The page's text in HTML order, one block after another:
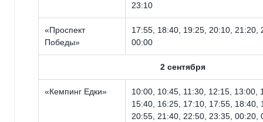
23:10
«Проспект
Победы»
17:55, 18:40, 19:25, 20:10, 21:20,
00:00
2 сентября
«Кемпинг Едки»
10:00, 10:45, 11:30, 12:15, 13:00,
15:40, 16:25, 17:10, 17:55, 18:40,
20:55, 21:40, 22:50, 23:35, 00:20,